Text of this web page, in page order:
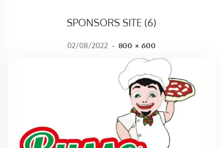
SPONSORS SITE (6)
02/08/2022 - FULL SIZE
800 × 600